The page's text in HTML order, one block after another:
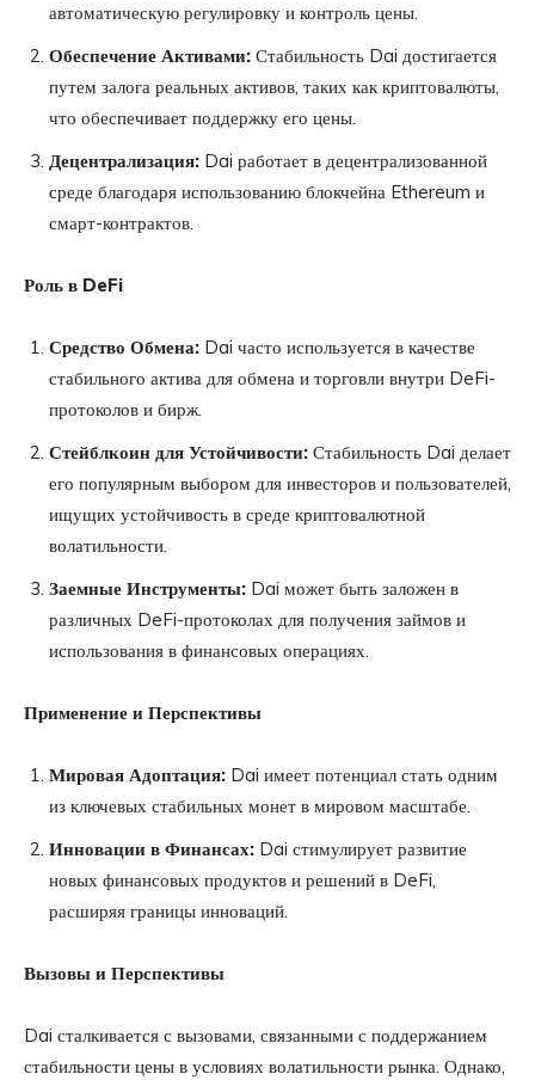
автоматическую регулировку и контроль цены.
Обеспечение Активами: Стабильность Dai достигается
путем залога реальных активов, таких как криптовалюты,
что обеспечивает поддержку его цены.
Децентрализация: Dai работает в децентрализованной
среде благодаря использованию блокчейна Ethereum и
смарт-контрактов.
Роль в DeFi
Средство Обмена: Dai часто используется в качестве
стабильного актива для обмена и торговли внутри DeFi-
протоколов и бирж.
Стейблкоин для Устойчивости: Стабильность Dai делает
его популярным выбором для инвесторов и пользователей,
ищущих устойчивость в среде криптовалютной
волатильности.
Заемные Инструменты: Dai может быть заложен в
различных DeFi-протоколах для получения займов и
использования в финансовых операциях.
Применение и Перспективы
Мировая Адоптация: Dai имеет потенциал стать одним
из ключевых стабильных монет в мировом масштабе.
Инновации в Финансах: Dai стимулирует развитие
новых финансовых продуктов и решений в DeFi,
расширяя границы инноваций.
Вызовы и Перспективы
Dai сталкивается с вызовами, связанными с поддержанием
стабильности цены в условиях волатильности рынка. Однако,